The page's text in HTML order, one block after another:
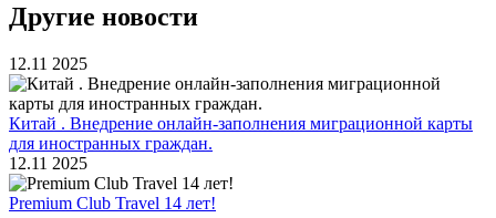
Другие новости
12.11 2025
Китай . Внедрение онлайн-заполнения миграционной карты
для иностранных граждан.
12.11 2025
Premium Club Travеl 14 лет!